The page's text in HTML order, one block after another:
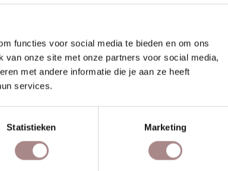
functies voor social media te bieden en om ons
onze site met onze partners voor social media,
met andere informatie die je aan ze heeft
services.
Statistieken Marketing